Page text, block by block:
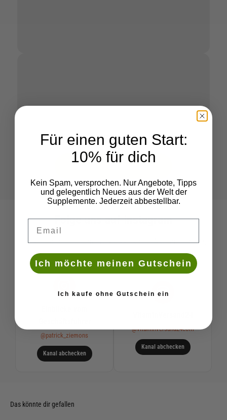
Gesamtpreis:--
Folge uns auf Instagram
Bleibe up to date und verpasse keine Aktionen mehr.
@patrick_ziemons
Kanal abchecken
@vitaminversand24com
Kanal abchecken
Für einen guten Start:
10% für dich
Kein Spam, versprochen. Nur Angebote, Tipps
und gelegentlich Neues aus der Welt der
Supplemente. Jederzeit abbestellbar.
Ich möchte meinen Gutschein
Ich kaufe ohne Gutschein ein